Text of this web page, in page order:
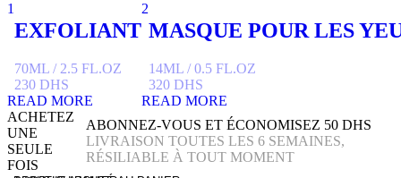
1
EXFOLIANT
70ML / 2.5 FL.OZ
230 DHS
READ MORE
2
MASQUE POUR LES
14ML / 0.5 FL.OZ
320 DHS
READ MORE
ACHETEZ
UNE
SEULE
FOIS
ABONNEZ-VOUS ET ÉCONOMISEZ 50 DHS
LIVRAISON TOUTES LES 6 SEMAINES,
RÉSILIABLE À TOUT MOMENT